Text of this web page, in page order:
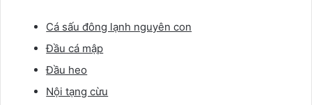
Cá sấu đông lạnh nguyên con
Đầu cá mập
Đầu heo
Nội tạng cừu